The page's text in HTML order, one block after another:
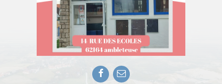
Facebook
E-
mail